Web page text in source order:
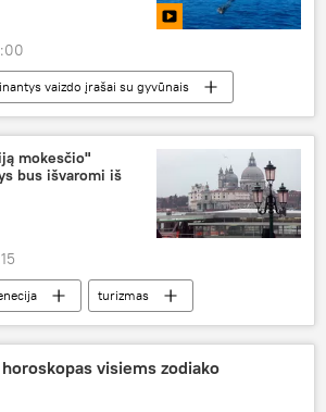
vaizdo įrašai su gyvūnais
krokodilas Australija
mokesčio"
bus išvaromi iš
turizmas
rinkliava
visiems zodiako